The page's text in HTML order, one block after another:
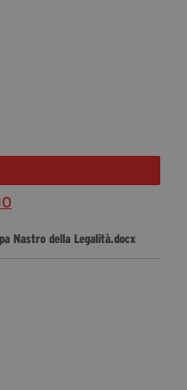
Nastro della Legalità.docx